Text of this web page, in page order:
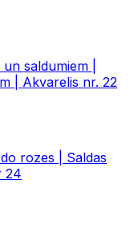
saldumiem |
| Akvarelis nr. 22
rozes | Saldas
24